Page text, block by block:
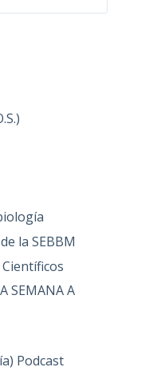
la SEBBM
SEMANA A
Podcast